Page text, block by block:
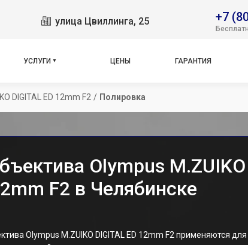
улица Цвиллинга, 25 +7
УСЛУГИ ЦЕНЫ ГАРАНТИЯ
DIGITAL ED 12mm F2 / Полировка
Olympus M.ZUIKO
F2 в Челябинске
Olympus M.ZUIKO DIGITAL ED 12mm F2 применяются для